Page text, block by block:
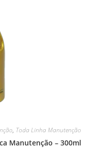
, Toda Linha Manutenção
Manutenção – 300ml